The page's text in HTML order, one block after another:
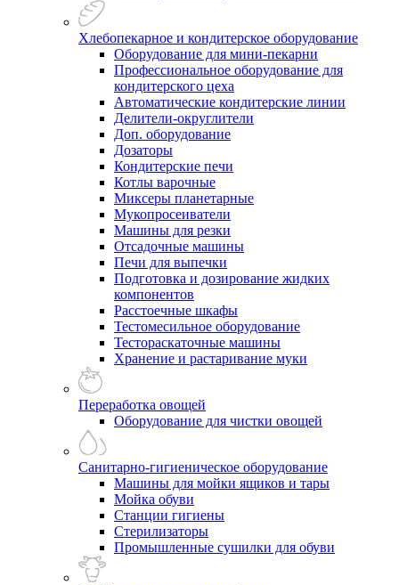
Хлебопекарное и кондитерское оборудование
Оборудование для мини-пекарни
Профессиональное оборудование для
кондитерского цеха
Автоматические кондитерские линии
Делители-округлители
Доп. оборудование
Дозаторы
Кондитерские печи
Котлы варочные
Миксеры планетарные
Мукопросеиватели
Машины для резки
Отсадочные машины
Печи для выпечки
Подготовка и дозирование жидких
компонентов
Расстоечные шкафы
Тестомесильное оборудование
Тестораскаточные машины
Хранение и растаривание муки
Переработка овощей
Оборудование для чистки овощей
Санитарно-гигиеническое оборудование
Машины для мойки ящиков и тары
Мойка обуви
Станции гигиены
Стерилизаторы
Промышленные сушилки для обуви